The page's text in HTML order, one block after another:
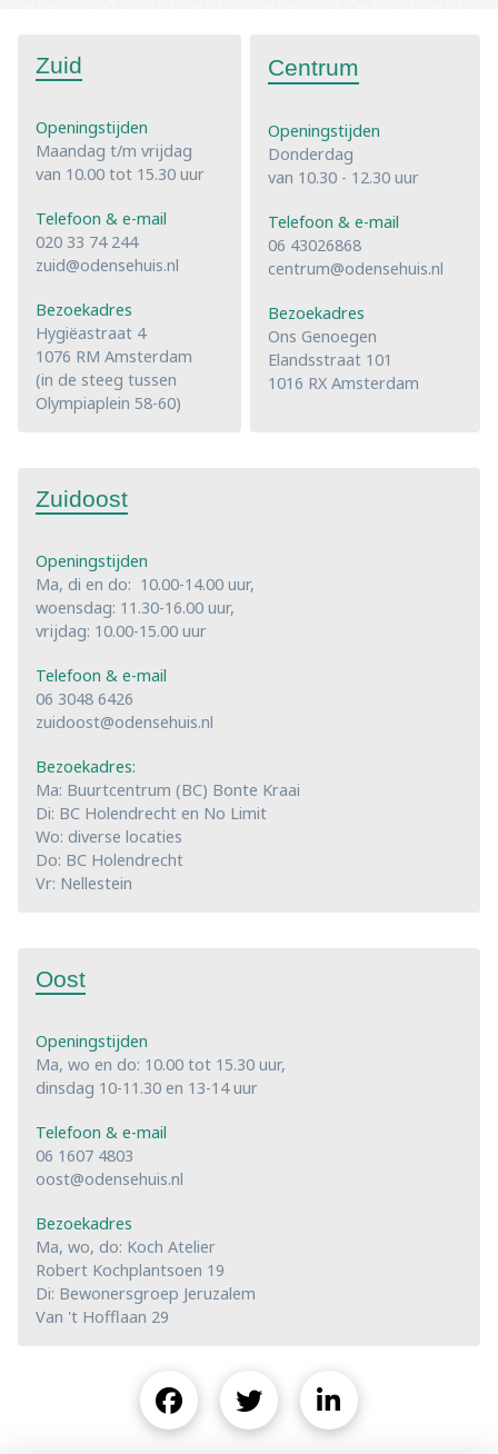
Zuid
Openingstijden
Maandag t/m vrijdag
van 10.00 tot 15.30 uur
Telefoon & e-mail
020 33 74 244
zuid@odensehuis.nl
Bezoekadres
Hygiëastraat 4
1076 RM Amsterdam
(in de steeg tussen
Olympiaplein 58-60)
Centrum
Openingstijden
Donderdag
van 10.30 - 12.30 uur
Telefoon & e-mail
06 43026868
centrum@odensehuis.nl
Bezoekadres
Ons Genoegen
Elandsstraat 101
1016 RX Amsterdam
Zuidoost
Openingstijden
Ma, di en do: 10.00-14.00 uur,
woensdag: 11.30-16.00 uur,
vrijdag: 10.00-15.00 uur
Telefoon & e-mail
06 3048 6426
zuidoost@odensehuis.nl
Bezoekadres:
Ma: Buurtcentrum (BC) Bonte Kraai
Di: BC Holendrecht en No Limit
Wo: diverse locaties
Do: BC Holendrecht
Vr: Nellestein
Oost
Openingstijden
Ma, wo en do: 10.00 tot 15.30 uur,
dinsdag 10-11.30 en 13-14 uur
Telefoon & e-mail
06 1607 4803
oost@odensehuis.nl
Bezoekadres
Ma, wo, do: Koch Atelier
Robert Kochplantsoen 19
Di: Bewonersgroep Jeruzalem
Van 't Hofflaan 29